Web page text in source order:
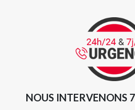
NOUS INTERVENONS